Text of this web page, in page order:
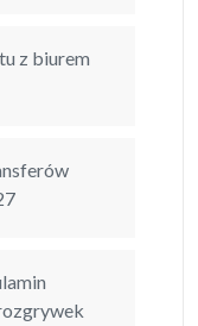
z biurem